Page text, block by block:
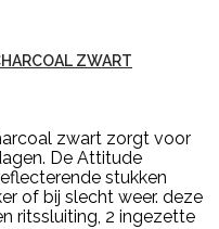
ZWART
zwart zorgt voor
De Attitude
stukken
of bij slecht weer. deze
ritssluiting, 2 ingezette